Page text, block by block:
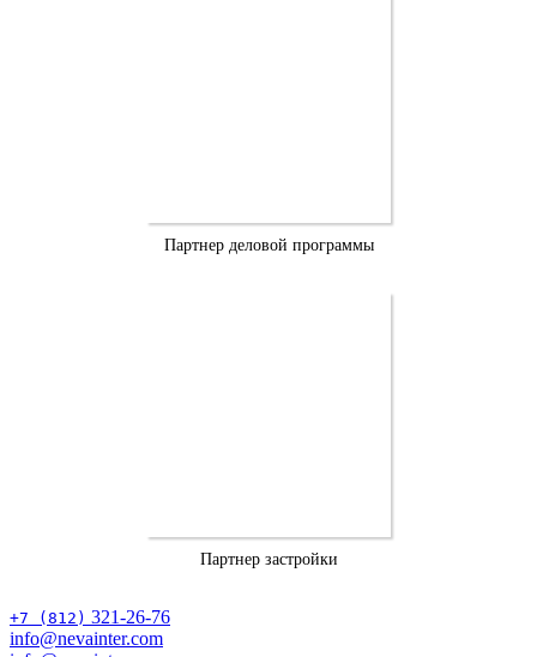
Партнер деловой программы
Партнер застройки
+7 (812) 321-26-76
info@nevainter.com